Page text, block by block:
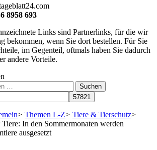
8958 693
Links sind Partnerlinks, für die wir
bekommen, wenn Sie dort bestellen. Für Sie
im Gegenteil, oftmals haben Sie dadurch
andere Vorteile.
> Themen L-Z> Tiere & Tierschutz>
In den Sommermonaten werden
ausgesetzt